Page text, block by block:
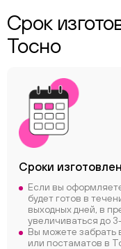
Срок
Тосно
Сроки
Если вы
будет готов в
выходных дней, в
увеличиваться до
Вы можете забрать
или постаматов в